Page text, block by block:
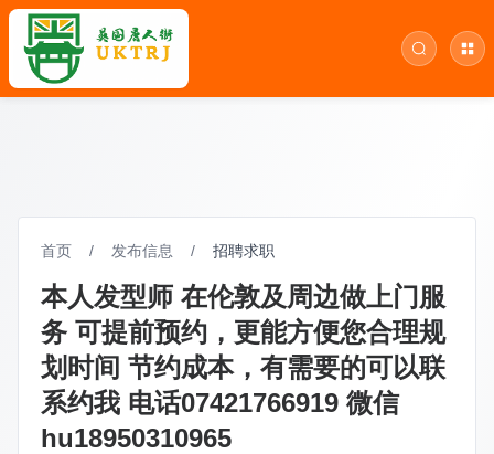
首页 / 发布信息 / 招聘求职
本人发型师 在伦敦及周边做上门服
务 可提前预约，更能方便您合理规
划时间 节约成本，有需要的可以联
系约我 电话07421766919 微信
hu18950310965